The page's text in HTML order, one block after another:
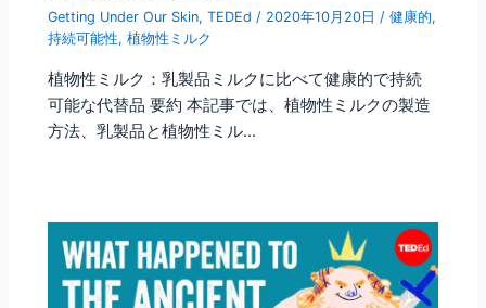
Getting Under Our Skin,TEDEd / 2020年10月20日 /健康的,
持続可能性,植物性ミルク
植物性ミルク：乳製品ミルクに比べて健康的で持続
可能な代替品 要約 本記事では、植物性ミルクの製造
方法、乳製品と植物性ミル…